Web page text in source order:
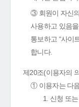
③ 회원이 자신
사용하고 있음
통보하고 “사이
합니다.
제20조(이용자의
① 이용자는 다
1. 신청 또